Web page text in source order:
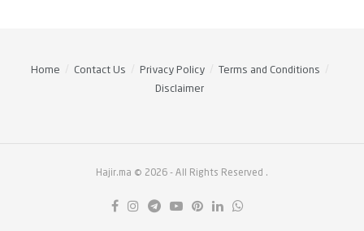
Home Contact Us Privacy Policy
Terms and Conditions
Disclaimer
Hajir.ma © 2026 - All Rights Reserved .